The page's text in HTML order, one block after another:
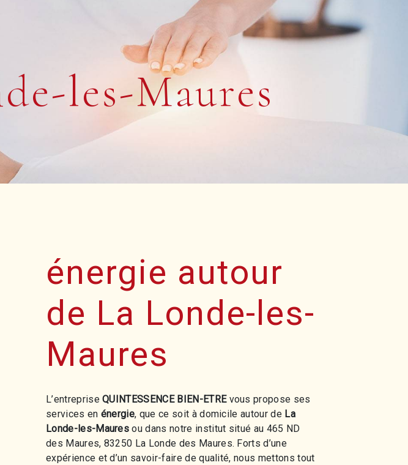
les-Maures
énergie autour
de La Londe-les-
Maures
L’entrepriseQUINTESSENCE BIEN-ETREvous propose ses
services en énergie, que ce soit à domicile autour de La
Londe-les-Maures ou dans notre institut situé au 465 ND
des Maures, 83250 La Londe des Maures. Forts d’une
expérience et d’un savoir-faire de qualité, nous mettons tout